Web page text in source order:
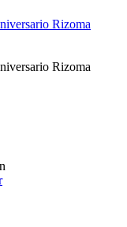
Rizoma
Rizoma